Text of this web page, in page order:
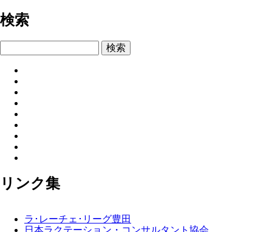
検索
検索
リンク集
ラ･レーチェ･リーグ豊田
日本ラクテーション・コンサルタント協会